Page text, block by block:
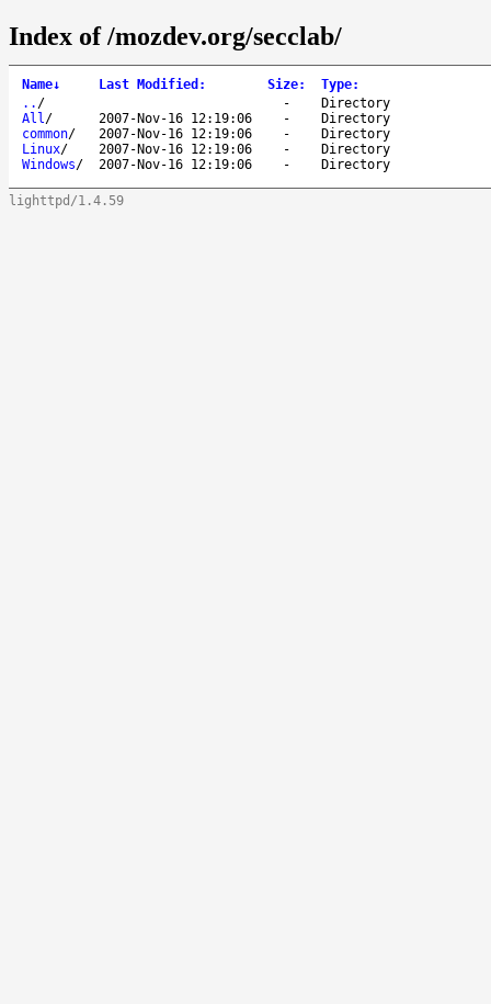
Index of /mozdev.org/secclab/
Name↓ Last Modified : Size: Type:
.. / -
Directory
All/ 2007-Nov-16 12:19:06 -
Directory
common/ 2007-Nov-16 12:19:06 -
Directory
Linux/ 2007-Nov-16 12:19:06 -
Directory
Windows/ 2007-Nov-16 12:19:06 - Directory
lighttpd/1.4.59